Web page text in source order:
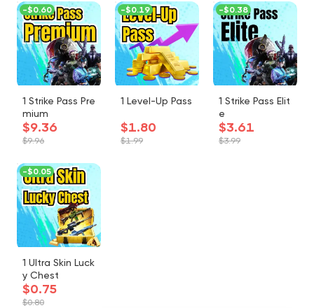
1 Strike Pass Pre
mium
$9.36
$9.96
-$0.60
1 Level-Up Pass
$1.80
$1.99
-$0.19
1 Strike Pass Elit
e
$3.61
$3.99
-$0.38
1 Ultra Skin Luck
y Chest
$0.75
$0.80
-$0.05